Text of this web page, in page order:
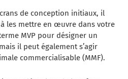
de conception initiaux, il
les mettre en œuvre dans votre
MVP pour désigner un
il peut également s’agir
commercialisable (MMF).